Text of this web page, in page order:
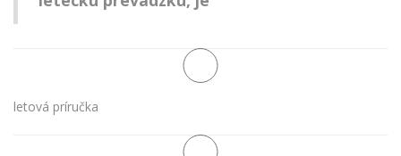
letová príručka